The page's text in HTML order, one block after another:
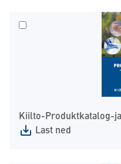
Kiilto-Produktkatalog-
Last ned